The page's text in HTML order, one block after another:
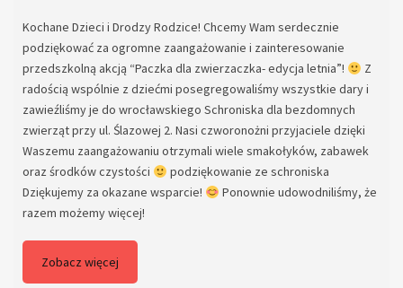
Kochane Dzieci i Drodzy Rodzice! Chcemy Wam serdecznie
podziękować za ogromne zaangażowanie i zainteresowanie
przedszkolną akcją “Paczka dla zwierzaczka- edycja letnia”!
Z
radością wspólnie z dziećmi posegregowaliśmy wszystkie dary i
zawieźliśmy je do wrocławskiego Schroniska dla bezdomnych
zwierząt przy ul. Ślazowej 2. Nasi czworonożni przyjaciele dzięki
Waszemu zaangażowaniu otrzymali wiele smakołyków, zabawek
oraz środków czystości
podziękowanie ze schroniska
Dziękujemy za okazane wsparcie!
Ponownie udowodniliśmy, że
razem możemy więcej!
Zobacz więcej